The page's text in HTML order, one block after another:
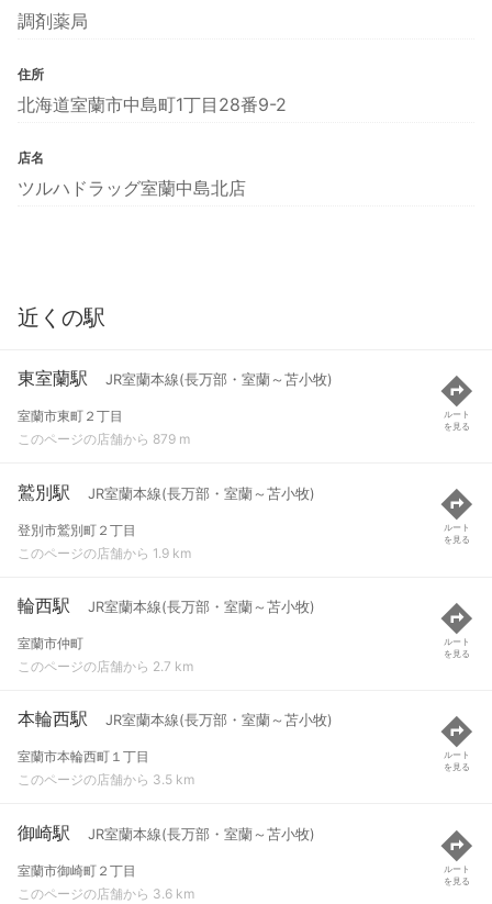
調剤薬局
住所
北海道室蘭市中島町1丁目28番9-2
店名
ツルハドラッグ室蘭中島北店
近くの駅
東室蘭駅 JR室蘭本線(長万部・室蘭～苫小牧)
室蘭市東町２丁目
このページの店舗から 879 m
ルート
を見る
鷲別駅 JR室蘭本線(長万部・室蘭～苫小牧)
登別市鷲別町２丁目
このページの店舗から 1.9 km
ルート
を見る
輪西駅 JR室蘭本線(長万部・室蘭～苫小牧)
室蘭市仲町
このページの店舗から 2.7 km
ルート
を見る
本輪西駅 JR室蘭本線(長万部・室蘭～苫小牧)
室蘭市本輪西町１丁目
このページの店舗から 3.5 km
ルート
を見る
御崎駅 JR室蘭本線(長万部・室蘭～苫小牧)
室蘭市御崎町２丁目
このページの店舗から 3.6 km
ルート
を見る